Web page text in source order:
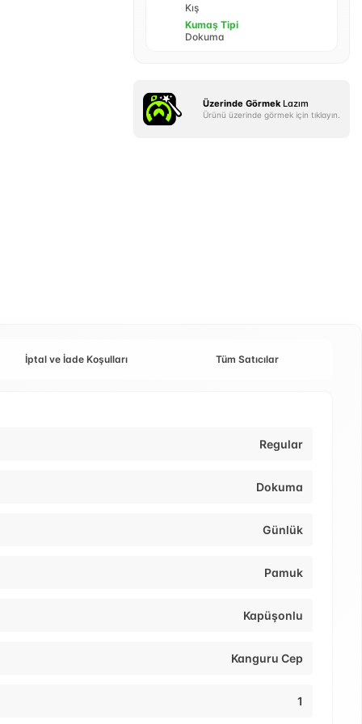
Kış
Kumaş Tipi
Dokuma
Üzerinde Görmek Lazım
Ürünü üzerinde görmek için tıklayın.
İptal ve İade Koşulları Tüm Satıcılar
Regular
Dokuma
Günlük
Pamuk
Kapüşonlu
Kanguru Cep
1